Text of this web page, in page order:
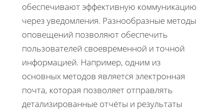
обеспечивают эффективную коммуникацию
через уведомления. Разнообразные методы
оповещений позволяют обеспечить
пользователей своевременной и точной
информацией. Например, одним из
основных методов является электронная
почта, которая позволяет отправлять
детализированные отчёты и результаты